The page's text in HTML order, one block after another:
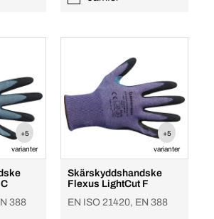
+5
varianter
388
+5
varianter
Skärskyddshandske
Flexus LightCut F
EN ISO 21420, EN 388